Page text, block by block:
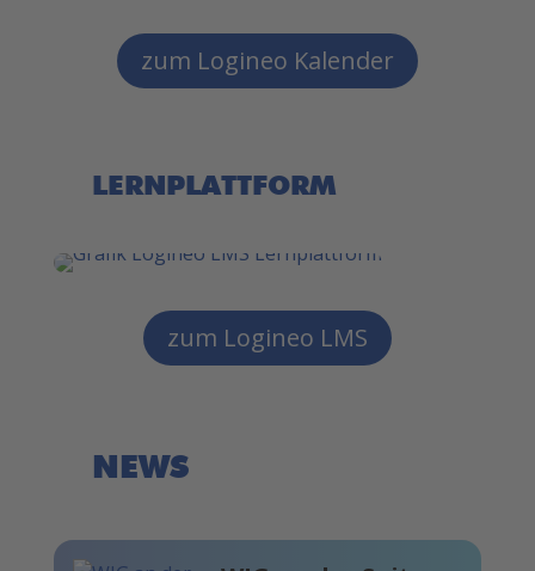
zum Logineo Kalender
LERNPLATTFORM
zum Logineo LMS
NEWS